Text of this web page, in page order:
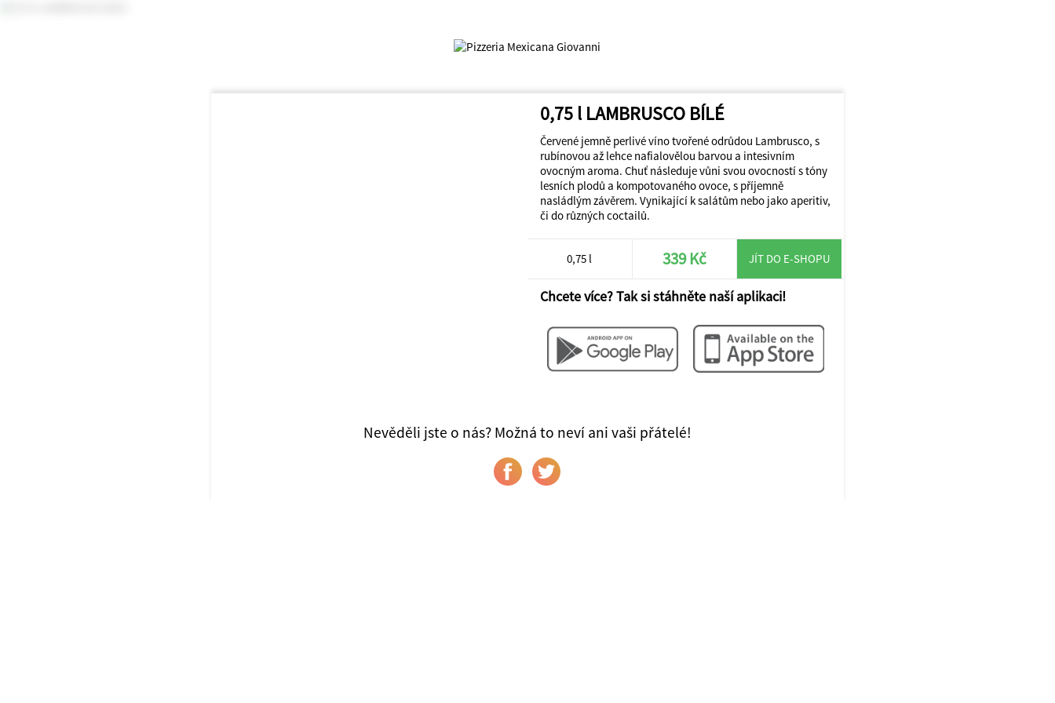
0,75 l LAMBRUSCO BÍLÉ
Červené jemně perlivé víno tvořené odrůdou Lambrusco, s
rubínovou až lehce nafialovělou barvou a intesivním
ovocným aroma. Chuť následuje vůni svou ovocností s tóny
lesních plodů a kompotovaného ovoce, s příjemně
nasládlým závěrem. Vynikající k salátům nebo jako aperitiv,
či do různých coctailů.
0,75 l 339 Kč JÍT DO E-SHOPU
Chcete více? Tak si stáhněte naší aplikaci!
Nevěděli jste o nás? Možná to neví ani vaši přátelé!